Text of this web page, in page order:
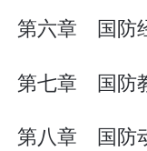
第六章 国防
第七章 国防
第八章 国防